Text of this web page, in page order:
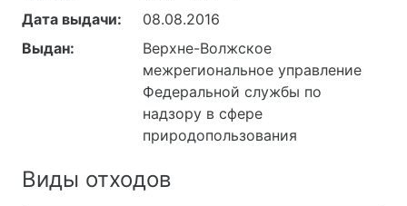
Дата выдачи:
08.08.2016
Выдан:
Верхне-Волжское
межрегиональное управление
Федеральной службы по
надзору в сфере
природопользования
Виды отходов